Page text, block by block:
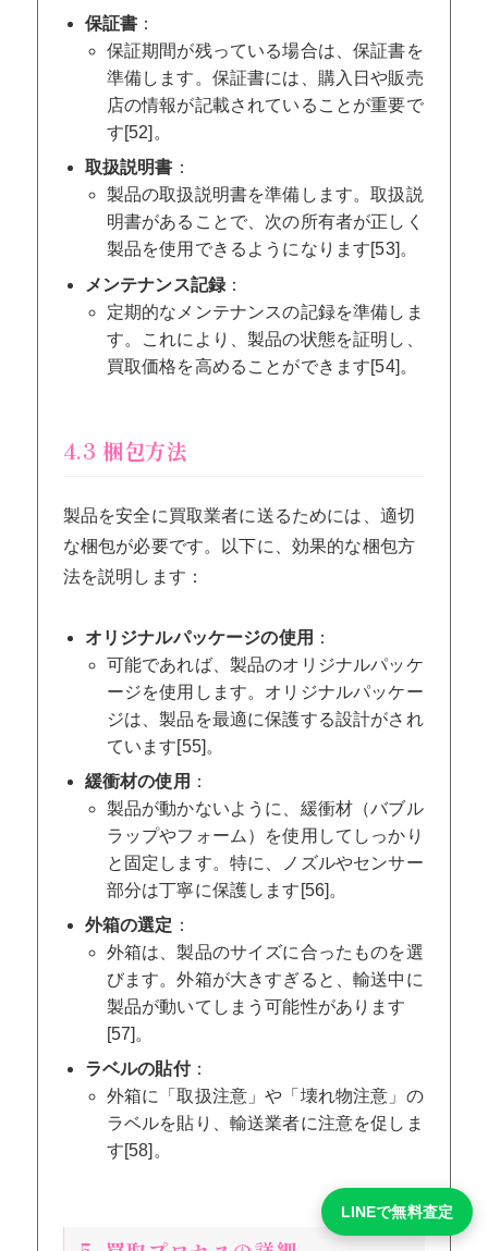
保証書 ：
保証期間が残っている場合は、保証書を
準備します。保証書には、購入日や販売
店の情報が記載されていることが重要で
す[52]。
取扱説明書 ：
製品の取扱説明書を準備します。取扱説
明書があることで、次の所有者が正しく
製品を使用できるようになります[53]。
メンテナンス記録 ：
定期的なメンテナンスの記録を準備しま
す。これにより、製品の状態を証明し、
買取価格を高めることができます[54]。
4.3 梱包方法
製品を安全に買取業者に送るためには、適切
な梱包が必要です。以下に、効果的な梱包方
法を説明します：
オリジナルパッケージの使用 ：
可能であれば、製品のオリジナルパッケ
ージを使用します。オリジナルパッケー
ジは、製品を最適に保護する設計がされ
ています[55]。
緩衝材の使用 ：
製品が動かないように、緩衝材（バブル
ラップやフォーム）を使用してしっかり
と固定します。特に、ノズルやセンサー
部分は丁寧に保護します[56]。
外箱の選定 ：
外箱は、製品のサイズに合ったものを選
びます。外箱が大きすぎると、輸送中に
製品が動いてしまう可能性があります
[57]。
ラベルの貼付：
外箱に「取扱注意」や「壊れ物注意」の
ラベルを貼り、輸送業者に注意を促しま
す[58]。
LINEで無料査定